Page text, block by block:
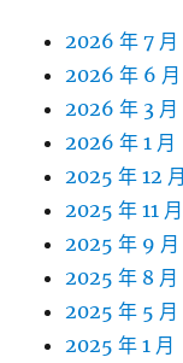
2026 年 7 月
2026 年 6 月
2026 年 3 月
2026 年 1 月
2025 年 12 月
2025 年 11 月
2025 年 9 月
2025 年 8 月
2025 年 5 月
2025 年 1 月